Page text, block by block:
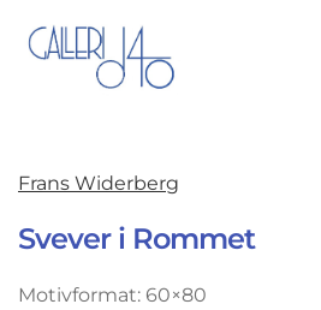
Frans Widerberg
Svever i Rommet
Motivformat: 60×80